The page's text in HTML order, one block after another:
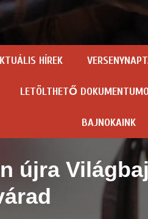
HÍREK
LETÖLTHETŐ
BAJNOKAINK
újra